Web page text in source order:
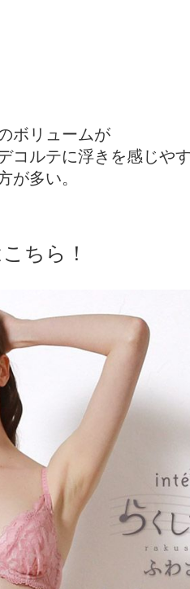
ボリュームが
コルテに浮きを感じや
が多い。
ちら！